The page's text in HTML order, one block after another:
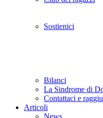
Sostienici
Bilanci
La Sindrome di
Contattaci e
Articoli
News